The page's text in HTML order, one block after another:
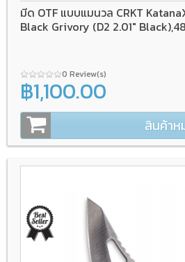
มีด OTF แบบแมนวล CRKT
Black Grivory (D2 2.01"
0 Review(s)
฿1,100.00
สินค้า